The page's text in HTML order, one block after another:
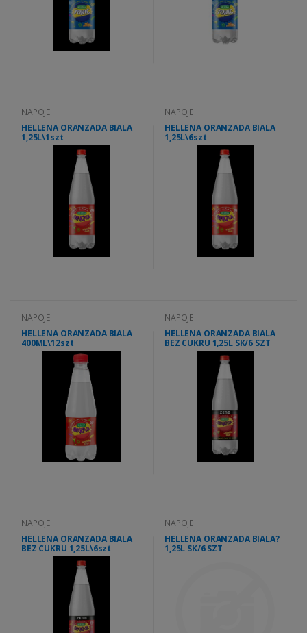
NAPOJE
HELLENA ORANZADA BIALA
1,25L\1szt
NAPOJE
HELLENA ORANZADA BIALA
1,25L\6szt
NAPOJE
HELLENA ORANZADA BIALA
400ML\12szt
NAPOJE
HELLENA ORANZADA BIALA
BEZ CUKRU 1,25L SK/6 SZT
NAPOJE
HELLENA ORANZADA BIALA
BEZ CUKRU 1,25L\6szt
NAPOJE
HELLENA ORANZADA BIALA?
1,25L SK/6 SZT